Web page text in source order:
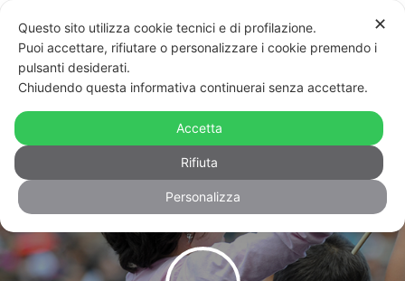
Ddl Zan, movimento Lgbt+ unito:
“Rispettare gli impegni e votare la
legge”
✕
Questo sito utilizza cookie tecnici e di profilazione.
Puoi accettare, rifiutare o personalizzare i cookie premendo i
pulsanti desiderati.
Chiudendo questa informativa continuerai senza accettare.
Accetta
Rifiuta
Personalizza